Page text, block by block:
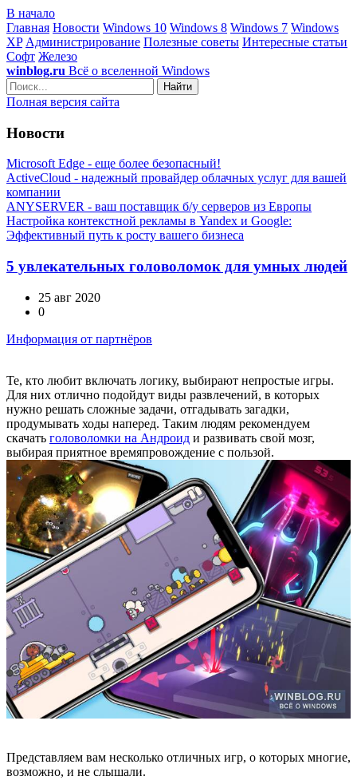
В начало
Главная Новости Windows 10 Windows 8 Windows 7 Windows
XP Администрирование Полезные советы Интересные статьи
Софт Железо
winblog.ru Всё о вселенной Windows
Найти
Полная версия сайта
Новости
Microsoft Edge - еще более безопасный!
ActiveCloud - надежный провайдер облачных услуг для вашей
компании
ANYSERVER - ваш поставщик б/у серверов из Европы
Настройка контекстной рекламы в Yandex и Google:
Эффективный путь к росту вашего бизнеса
5 увлекательных головоломок для умных людей
25 авг 2020
0
Информация от партнёров
Те, кто любит включать логику, выбирают непростые игры.
Для них отлично подойдут виды развлечений, в которых
нужно решать сложные задачи, отгадывать загадки,
продумывать ходы наперед. Таким людям рекомендуем
скачать головоломки на Андроид и развивать свой мозг,
выбирая приятное времяпровождение с пользой.
Представляем вам несколько отличных игр, о которых многие,
возможно, и не слышали.